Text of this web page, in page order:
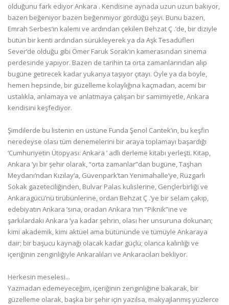
olduğunu fark ediyor Ankara . Kendisine aynada uzun uzun bakıyor,
bazen beğeniyor bazen beğenmiyor gördüğü şeyi. Bunu bazen,
Emrah Serbes’in kalemi ve ardından çekilen Behzat Ç .’de, bir diziyle
bütün bir kenti ardından sürükleyerek ya da Aşk Tesadüfleri
Sever’de olduğu gibi Ömer Faruk Sorak’ın kamerasından sinema
perdesinde yapıyor. Bazen de tarihin ta orta zamanlarından alıp
bugüne getirecek kadar yukarıya taşıyor çıtayı. Öyle ya da böyle,
hemen hepsinde, bir güzelleme kolaylığına kaçmadan, acemi bir
ustalıkla, anlamaya ve anlatmaya çalışan bir samimiyetle, Ankara
kendisini keşfediyor.
Şimdilerde bu listenin en üstüne Funda Şenol Cantek’in, bu keşfin
neredeyse olası tüm denemelerini bir araya toplamayı başardığı
‘Cumhuriyetin Ütopyası: Ankara ’ adlı derleme kitabı yerleşti. Kitap,
Ankara ’yı bir şehir olarak, “orta zamanlar”dan bugüne, Taşhan
Meydanı’ndan Kızılay’a, Güvenpark’tan Yenimahalle’ye, Rüzgarlı
Sokak gazeteciliğinden, Bulvar Palas kulislerine, Gençlerbirliği ve
Ankaragücü’nü tirübünlerine, ordan Behzat Ç .’ye bir selam çakıp,
edebiyatın Ankara ’sına, oradan Ankara ’nın “Piknik”ine ve
şarkılardaki Ankara ’ya kadar şehrin, olası her unsuruna dokunan;
kimi akademik, kimi aktüel ama bütününde ve tümüyle Ankaraya
dair; bir başucu kaynağı olacak kadar güçlü; olanca kalınlığı ve
içeriğinin zenginliğiyle Ankaralıları ve Ankaracıları bekliyor.
Herkesin meselesi...
Yazmadan edemeyeceğim, içeriğinin zenginliğine bakarak, bir
güzelleme olarak, başka bir şehir için yazılsa, makyajlanmış yüzlerce